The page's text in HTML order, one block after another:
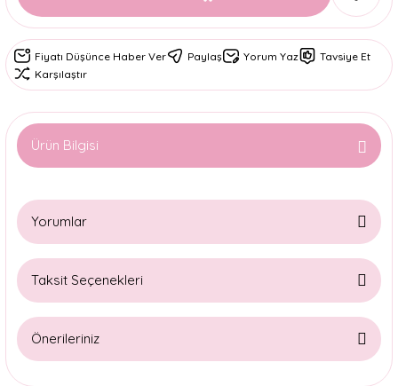
Fiyatı Düşünce Haber Ver Paylaş Yorum Yaz
Tavsiye Et
Karşılaştır
Ürün Bilgisi
Yorumlar
Taksit Seçenekleri
Önerileriniz